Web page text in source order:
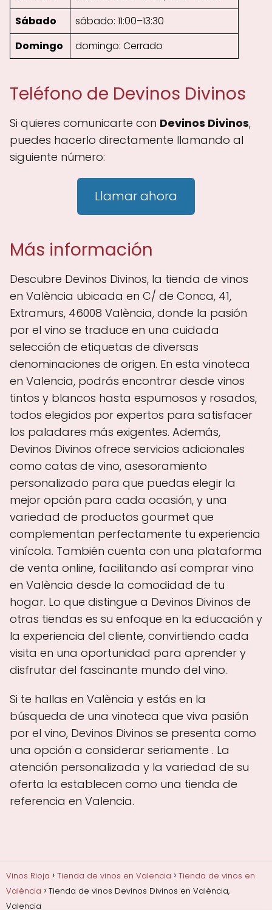
Sábado
sábado: 11:00–13:30
Domingo
domingo: Cerrado
Teléfono de Devinos Divinos
Si quieres comunicarte con Devinos Divinos,
puedes hacerlo directamente llamando al
siguiente número:
Llamar ahora
Más información
Descubre Devinos Divinos, la tienda de vinos
en València ubicada en C/ de Conca, 41,
Extramurs, 46008 València, donde la pasión
por el vino se traduce en una cuidada
selección de etiquetas de diversas
denominaciones de origen. En esta vinoteca
en Valencia, podrás encontrar desde vinos
tintos y blancos hasta espumosos y rosados,
todos elegidos por expertos para satisfacer
los paladares más exigentes. Además,
Devinos Divinos ofrece servicios adicionales
como catas de vino, asesoramiento
personalizado para que puedas elegir la
mejor opción para cada ocasión, y una
variedad de productos gourmet que
complementan perfectamente tu experiencia
vinícola. También cuenta con una plataforma
de venta online, facilitando así comprar vino
en València desde la comodidad de tu
hogar. Lo que distingue a Devinos Divinos de
otras tiendas es su enfoque en la educación y
la experiencia del cliente, convirtiendo cada
visita en una oportunidad para aprender y
disfrutar del fascinante mundo del vino.
Si te hallas en València y estás en la
búsqueda de una vinoteca que viva pasión
por el vino, Devinos Divinos se presenta como
una opción a considerar seriamente . La
atención personalizada y la variedad de su
oferta la establecen como una tienda de
referencia en Valencia.
Vinos Rioja Tienda de vinos en Valencia
Tienda de vinos en
València
Tienda de vinos Devinos Divinos en València,
Valencia